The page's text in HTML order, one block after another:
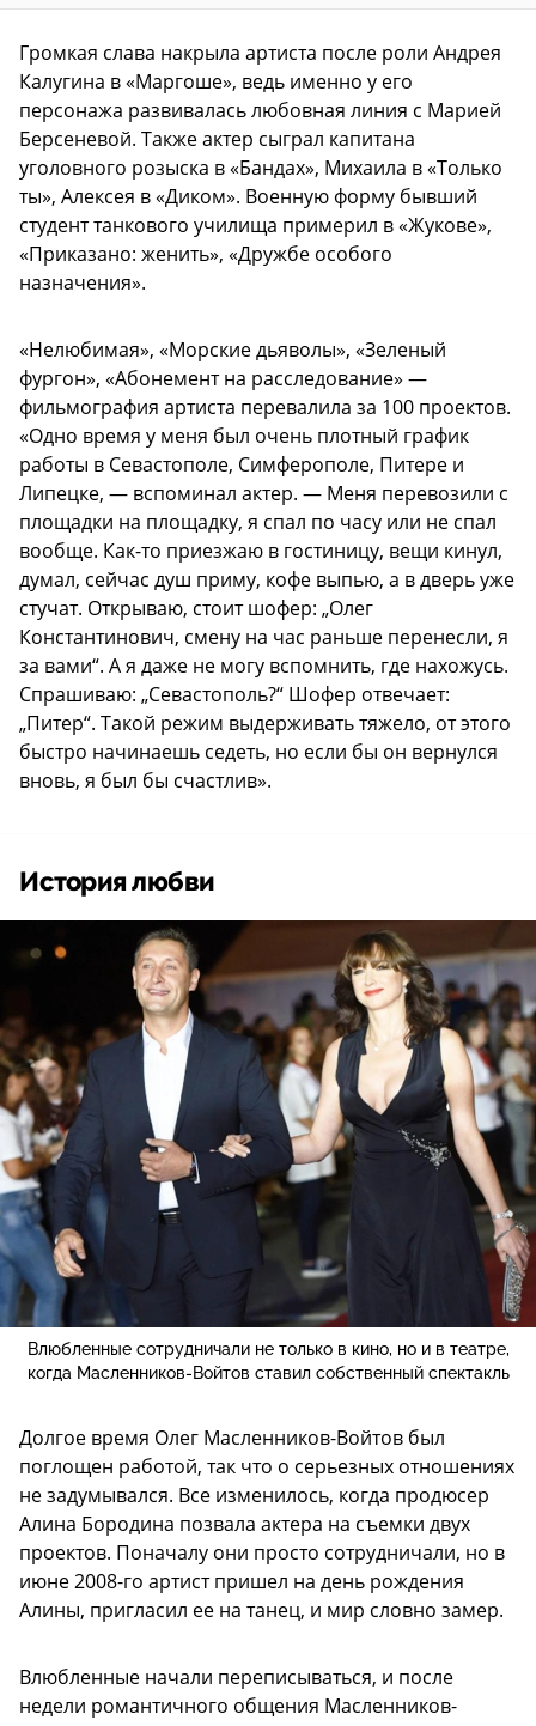
Громкая слава накрыла артиста после роли Андрея
Калугина в «Маргоше», ведь именно у его
персонажа развивалась любовная линия с Марией
Берсеневой. Также актер сыграл капитана
уголовного розыска в «Бандах», Михаила в «Только
ты», Алексея в «Диком». Военную форму бывший
студент танкового училища примерил в «Жукове»,
«Приказано: женить», «Дружбе особого
назначения».
«Нелюбимая», «Морские дьяволы», «Зеленый
фургон», «Абонемент на расследование» —
фильмография артиста перевалила за 100 проектов.
«Одно время у меня был очень плотный график
работы в Севастополе, Симферополе, Питере и
Липецке, — вспоминал актер. — Меня перевозили с
площадки на площадку, я спал по часу или не спал
вообще. Как-то приезжаю в гостиницу, вещи кинул,
думал, сейчас душ приму, кофе выпью, а в дверь уже
стучат. Открываю, стоит шофер: „Олег
Константинович, смену на час раньше перенесли, я
за вами“. А я даже не могу вспомнить, где нахожусь.
Спрашиваю: „Севастополь?“ Шофер отвечает:
„Питер“. Такой режим выдерживать тяжело, от этого
быстро начинаешь седеть, но если бы он вернулся
вновь, я был бы счастлив».
История любви
Влюбленные сотрудничали не только в кино, но и в театре,
когда Масленников-Войтов ставил собственный спектакль
Долгое время Олег Масленников-Войтов был
поглощен работой, так что о серьезных отношениях
не задумывался. Все изменилось, когда продюсер
Алина Бородина позвала актера на съемки двух
проектов. Поначалу они просто сотрудничали, но в
июне 2008-го артист пришел на день рождения
Алины, пригласил ее на танец, и мир словно замер.
Влюбленные начали переписываться, и после
недели романтичного общения Масленников-